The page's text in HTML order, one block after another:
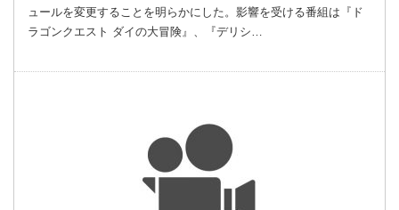
ュールを変更することを明らかにした。影響を受ける番組は『ド
ラゴンクエスト ダイの大冒険』、『デリシ…